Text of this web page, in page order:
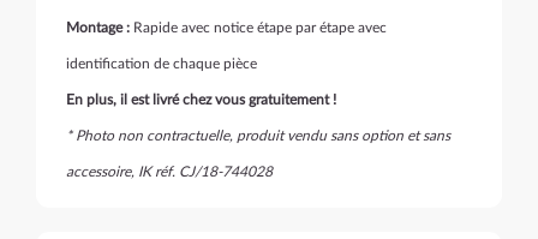
Montage : Rapide avec notice étape par étape avec
identification de chaque pièce
En plus, il est livré chez vous gratuitement !
* Photo non contractuelle, produit vendu sans option et sans
accessoire, IK réf. CJ/18-744028